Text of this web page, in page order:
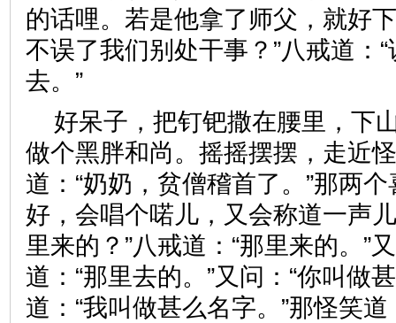
的话哩。若是他拿了师父，就好
不误了我们别处干事？”八戒道：
去。”
好呆子，把钉钯撒在腰里，下
做个黑胖和尚。摇摇摆摆，走近
道：“奶奶，贫僧稽首了。”那两
好，会唱个喏儿，又会称道一声
里来的？”八戒道：“那里来的。”
道：“那里去的。”又问：“你叫做
道：“我叫做甚么名字。”那怪笑